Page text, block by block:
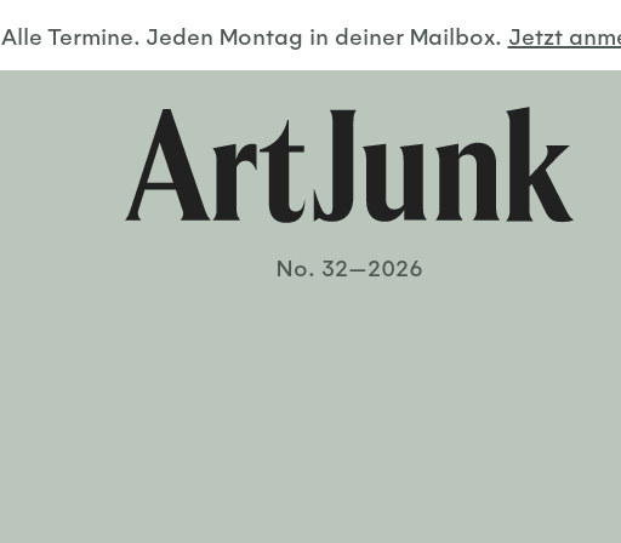
Alle Termine. Jeden Montag in deiner Mailbox. Jetzt
No. 32—2026